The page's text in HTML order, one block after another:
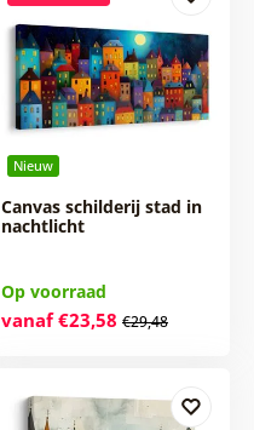
Nieuw
Canvas schilderij stad in
nachtlicht
Op voorraad
vanaf €23,58 €29,48